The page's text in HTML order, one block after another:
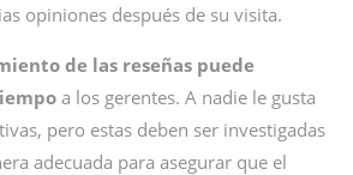
opiniones después de su visita.
de las reseñas puede
a los gerentes. A nadie le gusta
pero estas deben ser investigadas
adecuada para asegurar que el